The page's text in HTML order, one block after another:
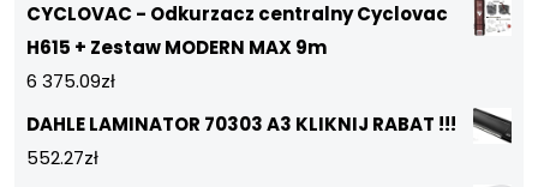
CYCLOVAC - Odkurzacz centralny Cyclovac
H615 + Zestaw MODERN MAX 9m
6 375.09zł
DAHLE LAMINATOR 70303 A3 KLIKNIJ RABAT !!!
552.27zł